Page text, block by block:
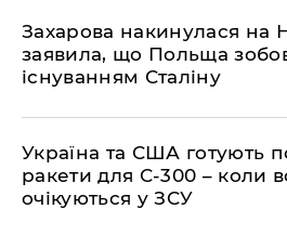
​Захарова накинулася на
заявила, що Польща
існуванням Сталіну
​Україна та США готують
ракети для С-300 – коли
очікуються у ЗСУ